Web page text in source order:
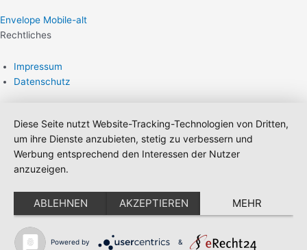
Envelope Mobile-alt
Rechtliches
Impressum
Datenschutz
Diese Seite nutzt Website-Tracking-Technologien von Dritten,
um ihre Dienste anzubieten, stetig zu verbessern und
Werbung entsprechend den Interessen der Nutzer
anzuzeigen.
ABLEHNEN AKZEPTIEREN MEHR
Powered by &